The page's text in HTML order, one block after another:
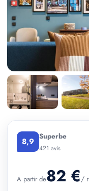
8,9 Superbe
421 avis
A partir de82 €/